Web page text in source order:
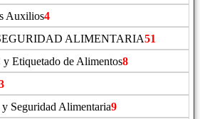
Auxilios4
ALIMENTARIA51
y Etiquetado de Alimentos8
Seguridad Alimentaria9